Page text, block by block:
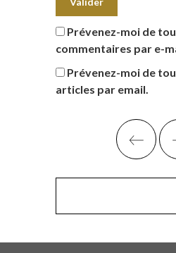
Prévenez-moi de
commentaires par e-
Prévenez-moi de
articles par email.